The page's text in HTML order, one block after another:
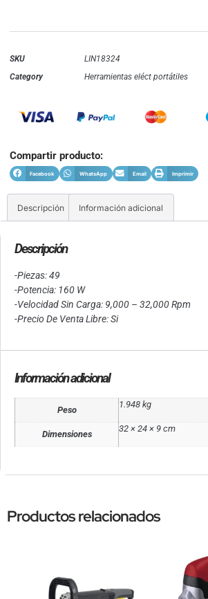
SKU
LIN18324
Category
Herramientas eléct portátiles
Compartir producto:
Facebook WhatsApp Email Imprimir
Descripción Información adicional
Descripción
-Piezas: 49
-Potencia: 160 W
-Velocidad Sin Carga: 9,000 – 32,000 Rpm
-Precio De Venta Libre: Si
Información adicional
Peso
1.948 kg
Dimensiones
32 × 24 × 9 cm
Productos relacionados